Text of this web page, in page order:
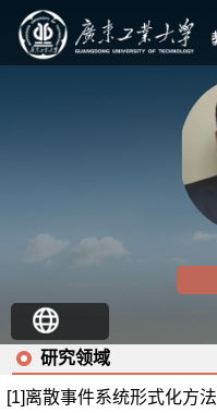
研究领域
[1]离散事件系统形式化方法